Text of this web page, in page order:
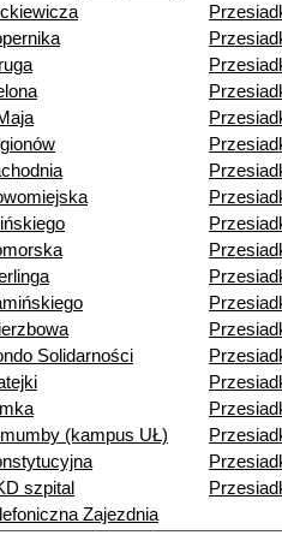
Solidarności
(kampus UŁ)
szpital
Zajezdnia